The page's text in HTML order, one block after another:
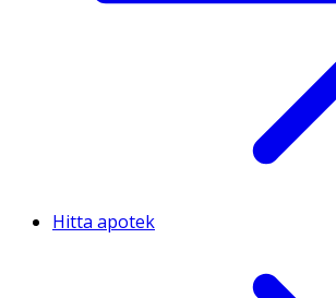
Hitta apotek